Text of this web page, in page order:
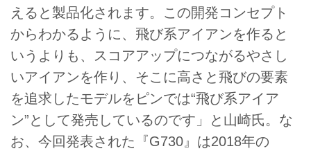
えると製品化されます。この開発コンセプト
からわかるように、飛び系アイアンを作ると
いうよりも、スコアアップにつながるやさし
いアイアンを作り、そこに高さと飛びの要素
を追求したモデルをピンでは“飛び系アイア
ン”として発売しているのです」と山崎氏。な
お、今回発表された『G730』は2018年の